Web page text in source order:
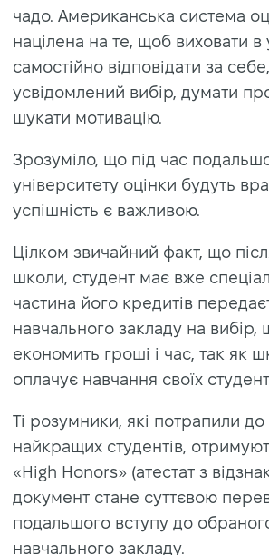
чадо. Американська система
націлена на те, щоб виховати в
самостійно відповідати за
усвідомлений вибір, думати
шукати мотивацію.
Зрозуміло, що під час
університету оцінки будуть
успішність є важливою.
Цілком звичайний факт, що
школи, студент має вже
частина його кредитів
навчального закладу на вибір,
економить гроші і час, так як
оплачує навчання своїх
Ті розумники, які потрапили
найкращих студентів,
«High Honors» (атестат з
документ стане суттєвою
подальшого вступу до
навчального закладу.